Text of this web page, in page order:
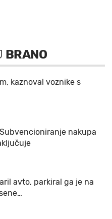
BRANO
kaznoval voznike s
nakupa
avto, parkiral ga je na